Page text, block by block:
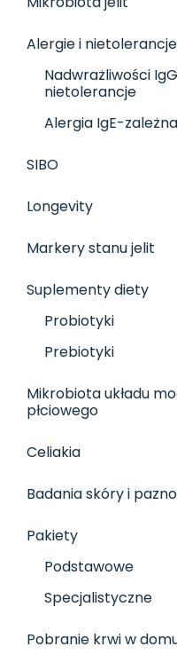
Alergie i nietolerancje
Nadwrażliwości
nietolerancje
Alergia IgE-zależna
SIBO
Longevity
Markery stanu jelit
Suplementy diety
Probiotyki
Prebiotyki
Mikrobiota układu
płciowego
Celiakia
Badania skóry i
Pakiety
Podstawowe
Specjalistyczne
Pobranie krwi w